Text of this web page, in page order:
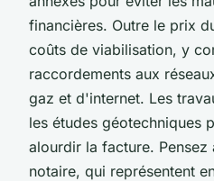
financières. Outre le prix
coûts de viabilisation, y
raccordements aux
gaz et d'internet. Les
les études géotechniques
alourdir la facture. Pensez
notaire, qui représentent